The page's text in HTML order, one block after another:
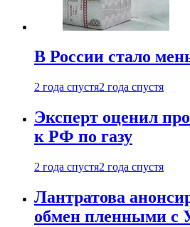
В России стало
2 года спустя2 года спустя
Эксперт оценил
к РФ по газу
2 года спустя2 года спустя
Лантратова
обмен пленными с